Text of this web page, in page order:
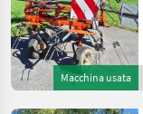
Macchina usata